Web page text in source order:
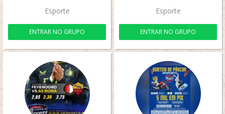
Esporte
ENTRAR NO GRUPO
Esporte
ENTRAR NO GRUPO